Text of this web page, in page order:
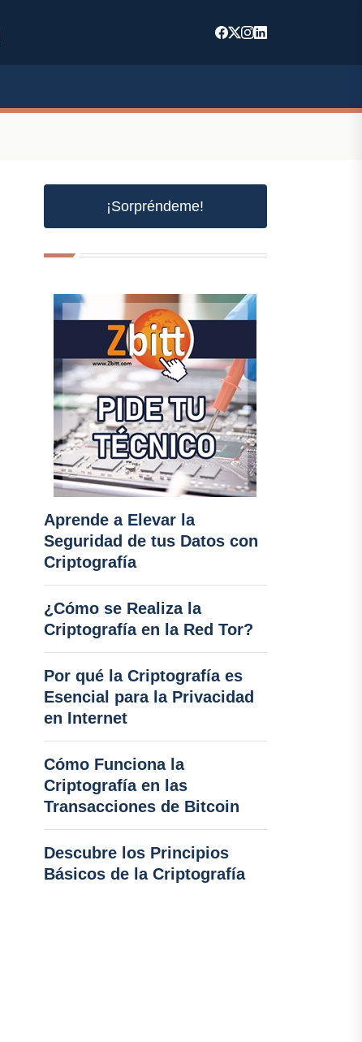
¡Sorpréndeme!
Aprende a Elevar la
Seguridad de tus Datos con
Criptografía
¿Cómo se Realiza la
Criptografía en la Red Tor?
Por qué la Criptografía es
Esencial para la Privacidad
en Internet
Cómo Funciona la
Criptografía en las
Transacciones de Bitcoin
Descubre los Principios
Básicos de la Criptografía